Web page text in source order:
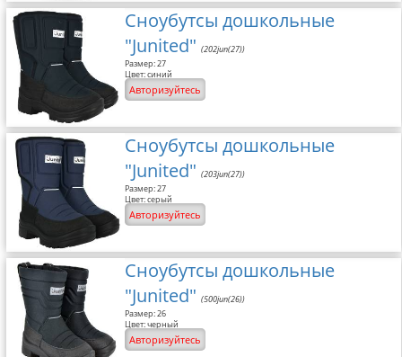
Контакты
Обратная связь
Вопрос-Ответ
Сноубутсы дошкольные
"Junited" (202jun(27))
Размер: 27
Цвет: синий
Авторизуйтесь
Сноубутсы дошкольные
"Junited" (203jun(27))
Размер: 27
Цвет: серый
Авторизуйтесь
Сноубутсы дошкольные
"Junited" (500jun(26))
Размер: 26
Цвет: черный
Авторизуйтесь